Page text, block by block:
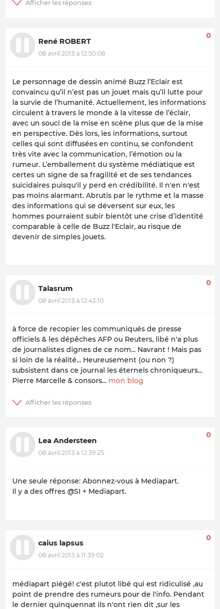
René ROBERT
08 avril 2013 à 12:50:08
0
Le personnage de dessin animé Buzz l’Eclair est
convaincu qu’il n’est pas un jouet mais qu’il lutte pour
la survie de l’humanité. Actuellement, les informations
circulent à travers le monde à la vitesse de l’éclair,
avec un souci de la mise en scène plus que de la mise
en perspective. Dès lors, les informations, surtout
celles qui sont diffusées en continu, se confondent
très vite avec la communication, l’émotion ou la
rumeur. L’emballement du système médiatique est
certes un signe de sa fragilité et de ses tendances
suicidaires puisqu'il y perd en crédibilité. Il n'en n'est
pas moins alarmant. Abrutis par le rythme et la masse
des informations qui se déversent sur eux, les
hommes pourraient subir bientôt une crise d’identité
comparable à celle de Buzz l'Eclair, au risque de
devenir de simples jouets.
Talasrum
08 avril 2013 à 12:43:10
0
à force de recopier les communiqués de presse
officiels & les dépêches AFP ou Reuters, libé n'a plus
de journalistes dignes de ce nom... Navrant ! Mais pas
si loin de la réalité... Heureusement (ou non ?)
subsistent dans ce journal les éternels chroniqueurs...
Pierre Marcelle & consors... mon blog
Lea Andersteen
08 avril 2013 à 12:39:25
0
Une seule réponse: Abonnez-vous à Mediapart.
Il y a des offres @SI + Mediapart.
caius lapsus
08 avril 2013 à 11:39:02
0
médiapart piégé! c'est plutot libé qui est ridiculisé ,au
point de prendre des rumeurs pour de l'info. Pendant
le dernier quinquennat ils n'ont rien dit ,sur les